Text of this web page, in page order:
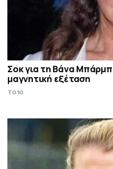
Σoκ για τη Βάνα
μαγνητική εξέταση
TO10